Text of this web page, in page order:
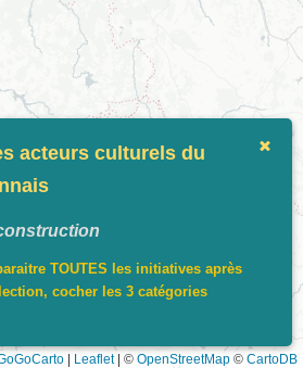
Leaflet © OpenStreetMap © CartoDB
acteurs culturels du
TOUTES les initiatives après
cocher les 3 catégories